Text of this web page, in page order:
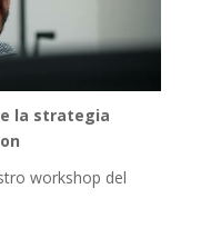
la strategia
workshop del